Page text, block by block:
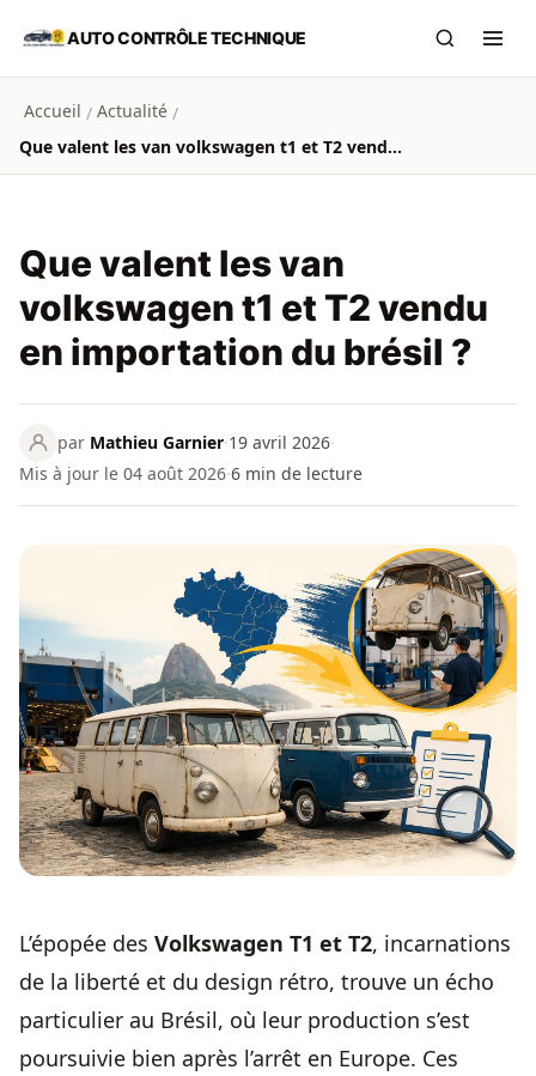
Aller au contenu principal
AUTO CONTRÔLE TECHNIQUE
Accueil / Actualité /
Que valent les van volkswagen t1 et T2 vendu en importation du brésil ?
Que valent les van
volkswagen t1 et T2 vendu
en importation du brésil ?
par Mathieu Garnier·19 avril 2026·
Mis à jour le 04 août 2026·6 min de lecture
L’épopée des Volkswagen T1 et T2, incarnations
de la liberté et du design rétro, trouve un écho
particulier au Brésil, où leur production s’est
poursuivie bien après l’arrêt en Europe. Ces